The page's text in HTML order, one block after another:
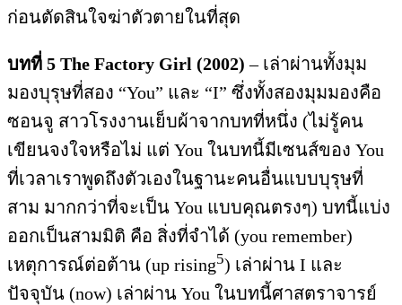
ก่อนตัดสินใจฆ่าตัวตายในที่สุด
บทที่ 5 The Factory Girl (2002) – เล่าผ่านทั้งมุม
มองบุรุษที่สอง “You” และ “I” ซึ่งทั้งสองมุมมองคือ
ซอนจู สาวโรงงานเย็บผ้าจากบทที่หนึ่ง (ไม่รู้คน
เขียนจงใจหรือไม่ แต่ You ในบทนี้มีเซนส์ของ You
ที่เวลาเราพูดถึงตัวเองในฐานะคนอื่นแบบบุรุษที่
สาม มากกว่าที่จะเป็น You แบบคุณตรงๆ) บทนี้แบ่ง
ออกเป็นสามมิติ คือ สิ่งที่จำได้ (you remember)
เหตุการณ์ต่อต้าน (up rising5) เล่าผ่าน I และ
ปัจจุบัน (now) เล่าผ่าน You ในบทนี้ศาสตราจารย์